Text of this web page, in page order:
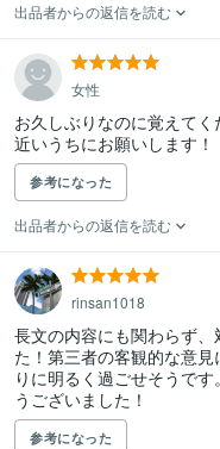
出品者からの返信を読む
女性
お久しぶりなのに覚えて
近いうちにお願いします！
参考になった
出品者からの返信を読む
rinsan1018
長文の内容にも関わらず
た！第三者の客観的な意
りに明るく過ごせそうで
うございました！
参考になった